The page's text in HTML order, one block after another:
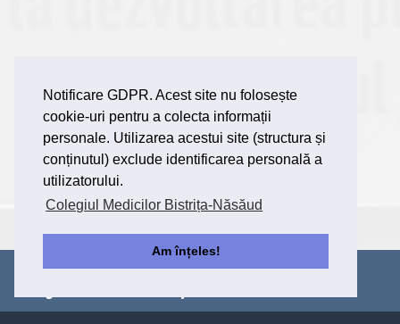
Notificare GDPR. Acest site nu folosește
cookie-uri pentru a colecta informații
personale. Utilizarea acestui site (structura și
conținutul) exclude identificarea personală a
utilizatorului.
Colegiul Medicilor Bistrița-Năsăud
Am înțeles!